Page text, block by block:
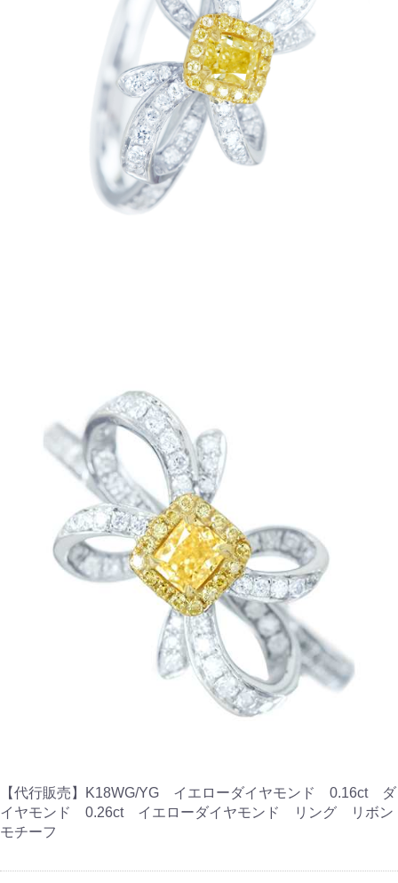
【代行販売】K18WG/YG イエローダイヤモンド 0.16ct ダ
イヤモンド 0.26ct イエローダイヤモンド リング リボン
モチーフ